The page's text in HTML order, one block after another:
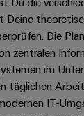
Deine
Die
zentralen
im
täglichen
IT-